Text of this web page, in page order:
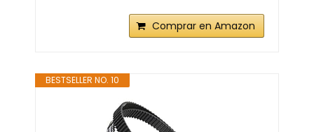
Comprar en Amazon
BESTSELLER NO. 10